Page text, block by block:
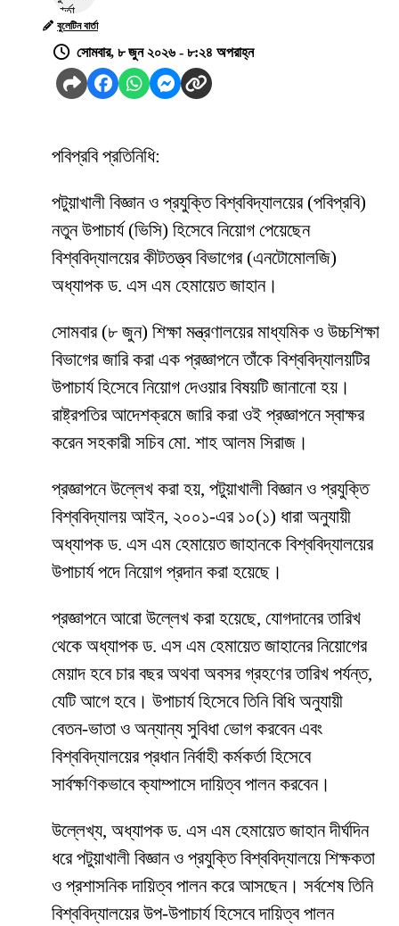
বুলেটিন বার্তা
সোমবার, ৮ জুন ২০২৬ - ৮:২৪ অপরাহ্ন
পবিপ্রবি প্রতিনিধি:
পটুয়াখালী বিজ্ঞান ও প্রযুক্তি বিশ্ববিদ্যালয়ের (পবিপ্রবি)
নতুন উপাচার্য (ভিসি) হিসেবে নিয়োগ পেয়েছেন
বিশ্ববিদ্যালয়ের কীটতত্ত্ব বিভাগের (এনটোমোলজি)
অধ্যাপক ড. এস এম হেমায়েত জাহান।
সোমবার (৮ জুন) শিক্ষা মন্ত্রণালয়ের মাধ্যমিক ও উচ্চশিক্ষা
বিভাগের জারি করা এক প্রজ্ঞাপনে তাঁকে বিশ্ববিদ্যালয়টির
উপাচার্য হিসেবে নিয়োগ দেওয়ার বিষয়টি জানানো হয়।
রাষ্ট্রপতির আদেশক্রমে জারি করা ওই প্রজ্ঞাপনে স্বাক্ষর
করেন সহকারী সচিব মো. শাহ আলম সিরাজ।
প্রজ্ঞাপনে উল্লেখ করা হয়, পটুয়াখালী বিজ্ঞান ও প্রযুক্তি
বিশ্ববিদ্যালয় আইন, ২০০১-এর ১০(১) ধারা অনুযায়ী
অধ্যাপক ড. এস এম হেমায়েত জাহানকে বিশ্ববিদ্যালয়ের
উপাচার্য পদে নিয়োগ প্রদান করা হয়েছে।
প্রজ্ঞাপনে আরো উল্লেখ করা হয়েছে, যোগদানের তারিখ
থেকে অধ্যাপক ড. এস এম হেমায়েত জাহানের নিয়োগের
মেয়াদ হবে চার বছর অথবা অবসর গ্রহণের তারিখ পর্যন্ত,
যেটি আগে হবে। উপাচার্য হিসেবে তিনি বিধি অনুযায়ী
বেতন-ভাতা ও অন্যান্য সুবিধা ভোগ করবেন এবং
বিশ্ববিদ্যালয়ের প্রধান নির্বাহী কর্মকর্তা হিসেবে
সার্বক্ষণিকভাবে ক্যাম্পাসে দায়িত্ব পালন করবেন।
উল্লেখ্য, অধ্যাপক ড. এস এম হেমায়েত জাহান দীর্ঘদিন
ধরে পটুয়াখালী বিজ্ঞান ও প্রযুক্তি বিশ্ববিদ্যালয়ে শিক্ষকতা
ও প্রশাসনিক দায়িত্ব পালন করে আসছেন। সর্বশেষ তিনি
বিশ্ববিদ্যালয়ের উপ-উপাচার্য হিসেবে দায়িত্ব পালন